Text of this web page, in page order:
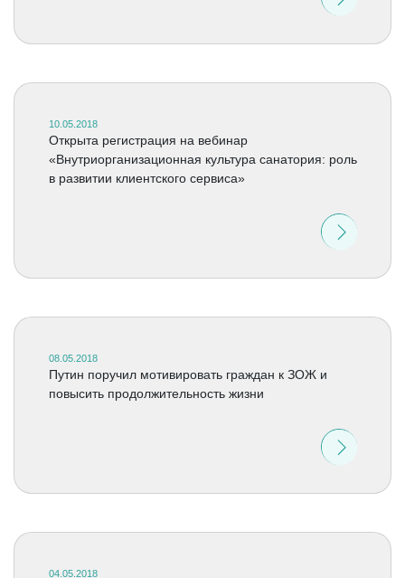
10.05.2018
Открыта регистрация на вебинар
«Внутриорганизационная культура санатория: роль
в развитии клиентского сервиса»
08.05.2018
Путин поручил мотивировать граждан к ЗОЖ и
повысить продолжительность жизни
04.05.2018